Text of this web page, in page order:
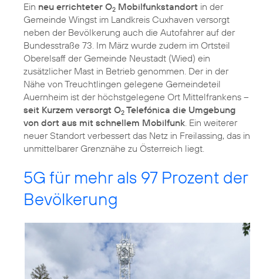
Ein neu errichteter O2 Mobilfunkstandort in der
Gemeinde Wingst im Landkreis Cuxhaven versorgt
neben der Bevölkerung auch die Autofahrer auf der
Bundesstraße 73. Im März wurde zudem im Ortsteil
Oberelsaff der Gemeinde Neustadt (Wied) ein
zusätzlicher Mast in Betrieb genommen. Der in der
Nähe von Treuchtlingen gelegene Gemeindeteil
Auernheim ist der höchstgelegene Ort Mittelfrankens –
seit Kurzem versorgt O2 Telefónica die Umgebung
von dort aus mit schnellem Mobilfunk. Ein weiterer
neuer Standort verbessert das Netz in Freilassing, das in
unmittelbarer Grenznähe zu Österreich liegt.
5G für mehr als 97 Prozent der
Bevölkerung